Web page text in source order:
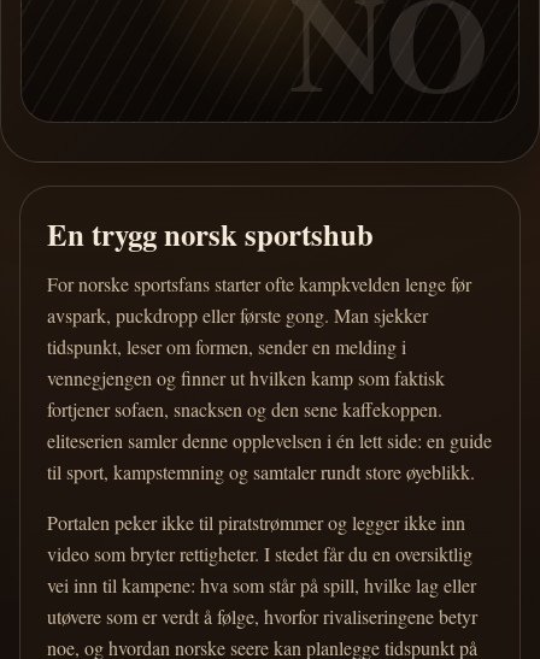
En trygg norsk sportshub
For norske sportsfans starter ofte kampkvelden lenge før
avspark, puckdropp eller første gong. Man sjekker
tidspunkt, leser om formen, sender en melding i
vennegjengen og finner ut hvilken kamp som faktisk
fortjener sofaen, snacksen og den sene kaffekoppen.
eliteserien samler denne opplevelsen i én lett side: en guide
til sport, kampstemning og samtaler rundt store øyeblikk.
Portalen peker ikke til piratstrømmer og legger ikke inn
video som bryter rettigheter. I stedet får du en oversiktlig
vei inn til kampene: hva som står på spill, hvilke lag eller
utøvere som er verdt å følge, hvorfor rivaliseringene betyr
noe, og hvordan norske seere kan planlegge tidspunkt på